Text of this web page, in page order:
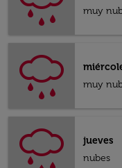
muy
muy
jueves
nubes